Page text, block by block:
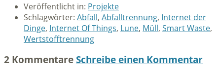
Veröffentlicht in: Projekte
Schlagwörter: Abfall, Abfalltrennung, Internet der
Dinge, Internet Of Things, Lune, Müll, Smart Waste,
Wertstofftrennung
2 Kommentare Schreibe einen Kommentar